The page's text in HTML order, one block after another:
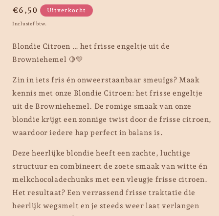
Normale
prijs
€6,50 Uitverkocht
Inclusief btw.
Blondie Citroen … het frisse engeltje uit de
Browniehemel 🍋💛
Zin in iets fris én onweerstaanbaar smeuïgs? Maak
kennis met onze Blondie Citroen: het frisse engeltje
uit de Browniehemel. De romige smaak van onze
blondie krijgt een zonnige twist door de frisse citroen,
waardoor iedere hap perfect in balans is.
Deze heerlijke blondie heeft een zachte, luchtige
structuur en combineert de zoete smaak van witte én
melkchocoladechunks met een vleugje frisse citroen.
Het resultaat? Een verrassend frisse traktatie die
heerlijk wegsmelt en je steeds weer laat verlangen